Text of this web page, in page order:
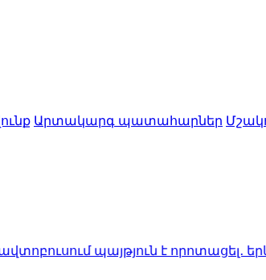
Արտակարգ պատահարներ
է որոտացել․ երկու մարդ